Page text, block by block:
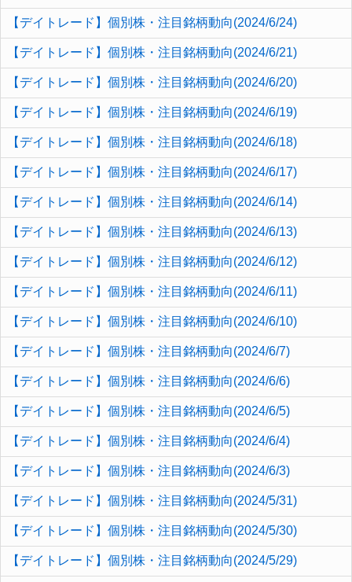
【デイトレード】個別株・注目銘柄動向(2024/6/24)
【デイトレード】個別株・注目銘柄動向(2024/6/21)
【デイトレード】個別株・注目銘柄動向(2024/6/20)
【デイトレード】個別株・注目銘柄動向(2024/6/19)
【デイトレード】個別株・注目銘柄動向(2024/6/18)
【デイトレード】個別株・注目銘柄動向(2024/6/17)
【デイトレード】個別株・注目銘柄動向(2024/6/14)
【デイトレード】個別株・注目銘柄動向(2024/6/13)
【デイトレード】個別株・注目銘柄動向(2024/6/12)
【デイトレード】個別株・注目銘柄動向(2024/6/11)
【デイトレード】個別株・注目銘柄動向(2024/6/10)
【デイトレード】個別株・注目銘柄動向(2024/6/7)
【デイトレード】個別株・注目銘柄動向(2024/6/6)
【デイトレード】個別株・注目銘柄動向(2024/6/5)
【デイトレード】個別株・注目銘柄動向(2024/6/4)
【デイトレード】個別株・注目銘柄動向(2024/6/3)
【デイトレード】個別株・注目銘柄動向(2024/5/31)
【デイトレード】個別株・注目銘柄動向(2024/5/30)
【デイトレード】個別株・注目銘柄動向(2024/5/29)